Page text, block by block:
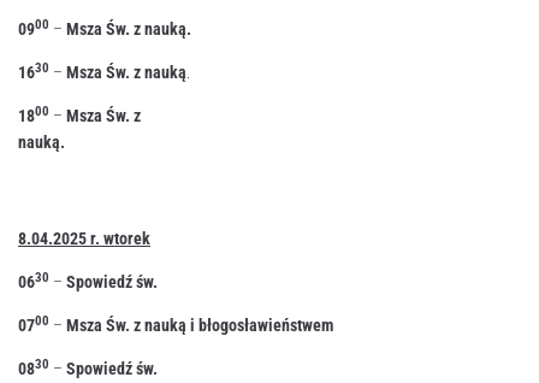
0900 – Msza Św. z nauką.
1630 – Msza Św. z nauką.
1800 – Msza Św. z
nauką.
8.04.2025 r. wtorek
0630 – Spowiedź św.
0700 – Msza Św. z nauką i błogosławieństwem
0830 – Spowiedź św.